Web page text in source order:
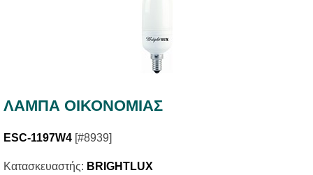
ΛΑΜΠΑ ΟΙΚΟΝΟΜΙΑΣ
ESC-1197W4 [#8939]
Κατασκευαστής: BRIGHTLUX